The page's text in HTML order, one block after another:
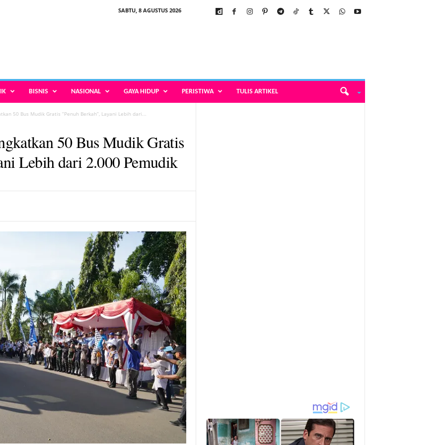
SABTU, 8 AGUSTUS 2026
BISNIS NASIONAL GAYA HIDUP PERISTIWA TULIS ARTIKEL
50 Bus Mudik Gratis “Penuh Berkah”, Layani Lebih dari...
50 Bus Mudik Gratis
Lebih dari 2.000 Pemudik